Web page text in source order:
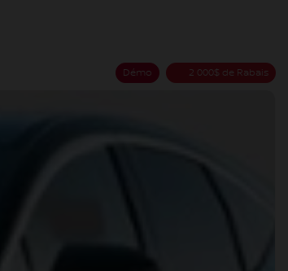
Démo 2 000$ de Rabais